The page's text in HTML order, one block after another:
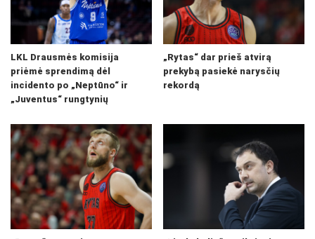
LKL Drausmės komisija
priėmė sprendimą dėl
incidento po „Neptūno“ ir
„Juventus“ rungtynių
„Rytas“ dar prieš atvirą
prekybą pasiekė narysčių
rekordą